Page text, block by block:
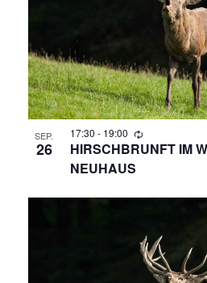
SEP.
26
17:30 - 19:00
HIRSCHBRUNFT IM
NEUHAUS